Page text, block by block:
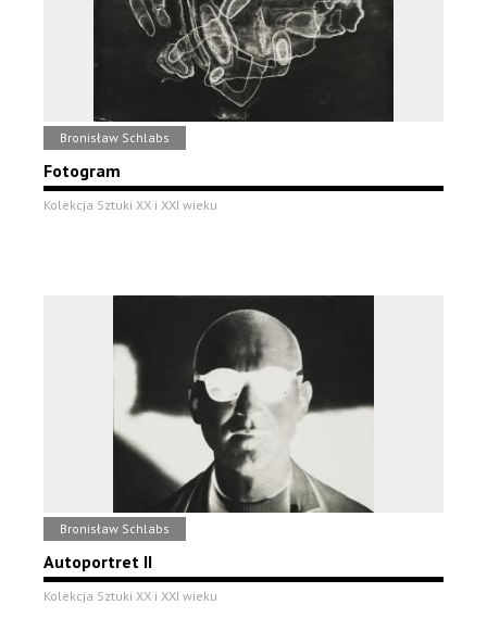
Bronisław Schlabs
Fotogram
Kolekcja Sztuki XX i XXI wieku
Bronisław Schlabs
Autoportret II
Kolekcja Sztuki XX i XXI wieku